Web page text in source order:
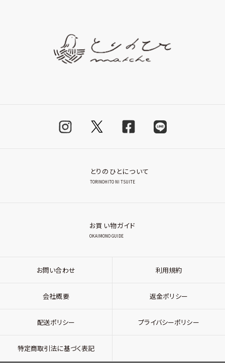
とりのひとについて
TORINOHITO NI TSUITE
お買い物ガイド
OKAIMONO GUIDE
お問い合わせ 利用規約
会社概要 返金ポリシー
配送ポリシー プライバシーポリシー
特定商取引法に基づく表記